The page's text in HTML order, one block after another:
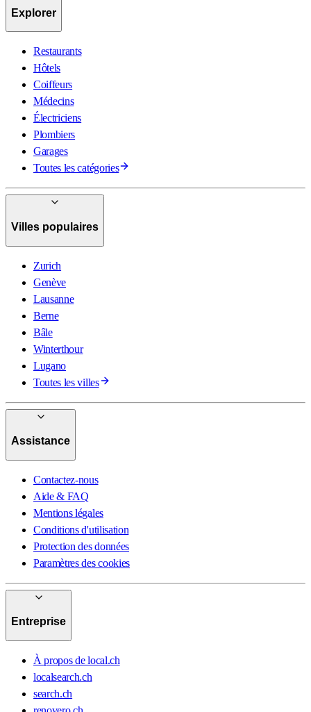
Explorer
Restaurants
Hôtels
Coiffeurs
Médecins
Électriciens
Plombiers
Garages
Toutes les catégories
Villes populaires
Zurich
Genève
Lausanne
Berne
Bâle
Winterthour
Lugano
Toutes les villes
Assistance
Contactez-nous
Aide & FAQ
Mentions légales
Conditions d'utilisation
Protection des données
Paramètres des cookies
Entreprise
À propos de local.ch
localsearch.ch
search.ch